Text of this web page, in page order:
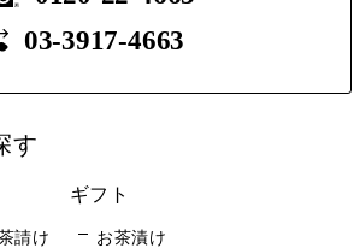
03-3917-4663
す
請け
ギフト
お茶漬け